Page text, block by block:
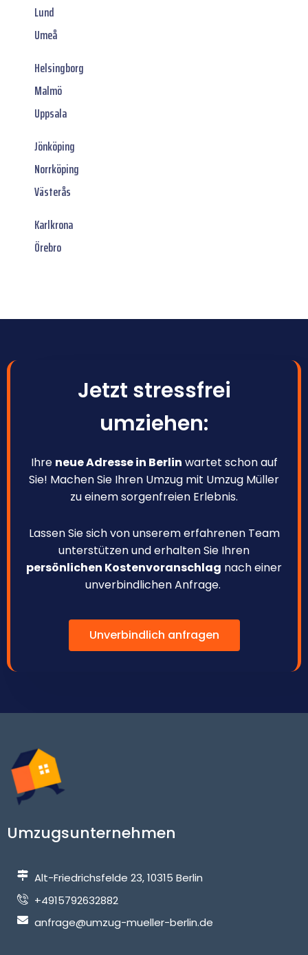
Lund
Umeå
Helsingborg
Malmö
Uppsala
Jönköping
Norrköping
Västerås
Karlkrona
Örebro
Jetzt stressfrei
umziehen:
Ihre neue Adresse in Berlin wartet schon auf
Sie! Machen Sie Ihren Umzug mit Umzug Müller
zu einem sorgenfreien Erlebnis.
Lassen Sie sich von unserem erfahrenen Team
unterstützen und erhalten Sie Ihren
persönlichen Kostenvoranschlag nach einer
unverbindlichen Anfrage.
Unverbindlich anfragen
Umzugsunternehmen
Alt-Friedrichsfelde 23, 10315 Berlin
+4915792632882
anfrage@umzug-mueller-berlin.de